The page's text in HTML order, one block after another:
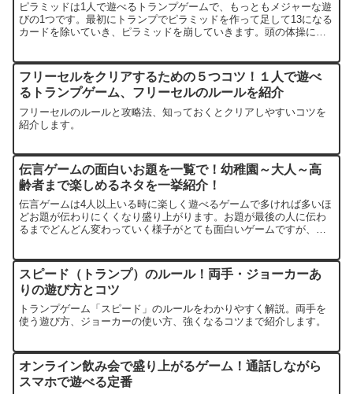
ピラミッドは1人で遊べるトランプゲームで、もっともメジャーな遊
びの1つです。最初にトランプでピラミッドを作って足して13になる
カードを除いていき、ピラミッドを崩していきます。頭の体操にも
フリーセルをクリアするための５つコツ！１人で遊べ
るトランプゲーム、フリーセルのルールを紹介
フリーセルのルールと攻略法、知っておくとクリアしやすいコツを
紹介します。
伝言ゲームの面白いお題を一覧で！幼稚園～大人～高
齢者まで楽しめるネタを一挙紹介！
伝言ゲームは4人以上いる時に楽しく遊べるゲームで多ければ多いほ
どお題が伝わりにくくなり盛り上がります。お題が最後の人に伝わ
るまでどんどん変わっていく様子がとても面白いゲームですが、人
スピード（トランプ）のルール！両手・ジョーカーあ
りの遊び方とコツ
トランプゲーム「スピード」のルールをわかりやすく解説。両手を
使う遊び方、ジョーカーの使い方、強くなるコツまで紹介します。
オンライン飲み会で盛り上がるゲーム！通話しながら
スマホで遊べる定番